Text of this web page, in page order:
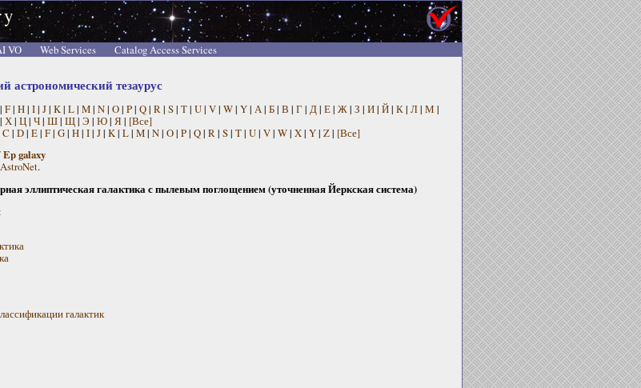
VO Web Services
Catalog Access Services
астрономический тезаурус
F| H| I| J| K| L| M| N| O| P| Q| R | S| T| U| V| W| Y| А | Б| В | Г | Д| Е| Ж| З | И| Й| К| Л| М |
Х| Ц| Ч| Ш| Щ| Э | Ю| Я| [Все]
C | D| E| F| G| H| I| J| K| L| M| N| O| P| Q| R | S| T| U| V| W| X| Y| Z| [Все]
Ep galaxy
.
эллиптическая галактика с пылевым поглощением (уточненная Йеркская система)
галактик